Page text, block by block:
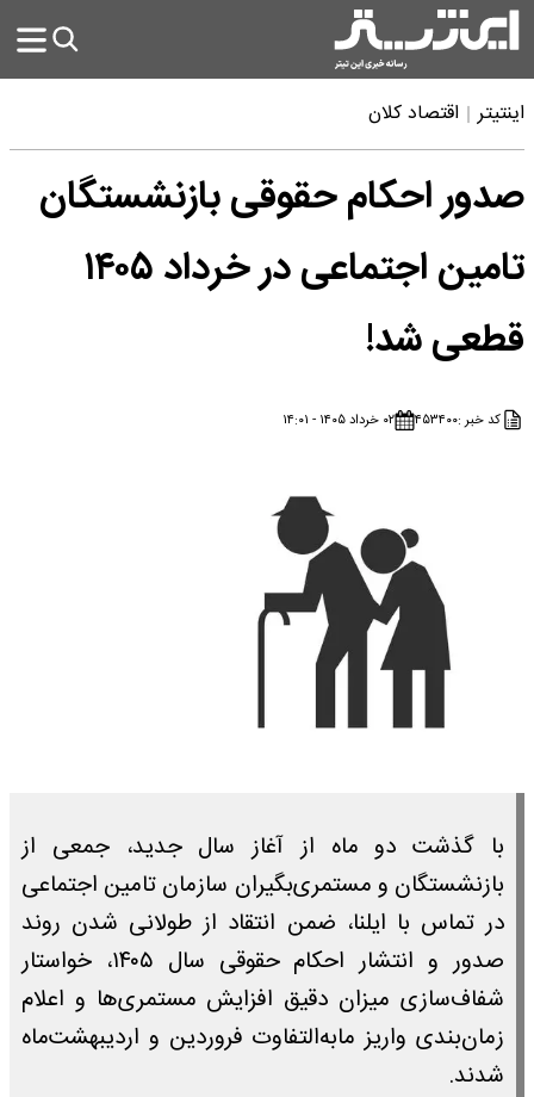
اینتیتر اقتصاد کلان
صدور احکام حقوقی بازنشستگان
تامین اجتماعی در خرداد ۱۴۰۵
قطعی شد!
کد خبر :۴۵۳۴۰۰ ۰۲ خرداد ۱۴۰۵ - ۱۴:۰۱
​با گذشت دو ماه از آغاز سال جدید، جمعی از
بازنشستگان و مستمری‌بگیران سازمان تامین اجتماعی
در تماس با ایلنا، ضمن انتقاد از طولانی شدن روند
صدور و انتشار احکام حقوقی سال ۱۴۰۵، خواستار
شفاف‌سازی میزان دقیق افزایش مستمری‌ها و اعلام
زمان‌بندی واریز مابه‌التفاوت فروردین و اردیبهشت‌ماه
شدند.